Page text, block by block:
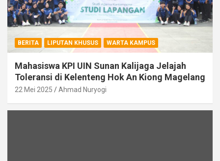
BERITA LIPUTAN KHUSUS WARTA KAMPUS
Mahasiswa KPI UIN Sunan Kalijaga Jelajah
Toleransi di Kelenteng Hok An Kiong Magelang
22 Mei 2025 Ahmad Nuryogi